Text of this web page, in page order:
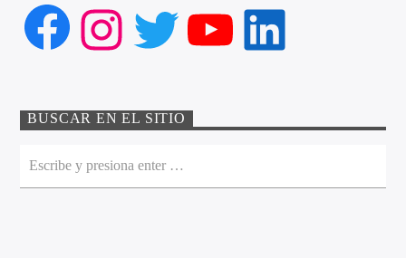
Facebook
Instagram
Twitter
YouTube
LinkedIn
BUSCAR EN EL SITIO